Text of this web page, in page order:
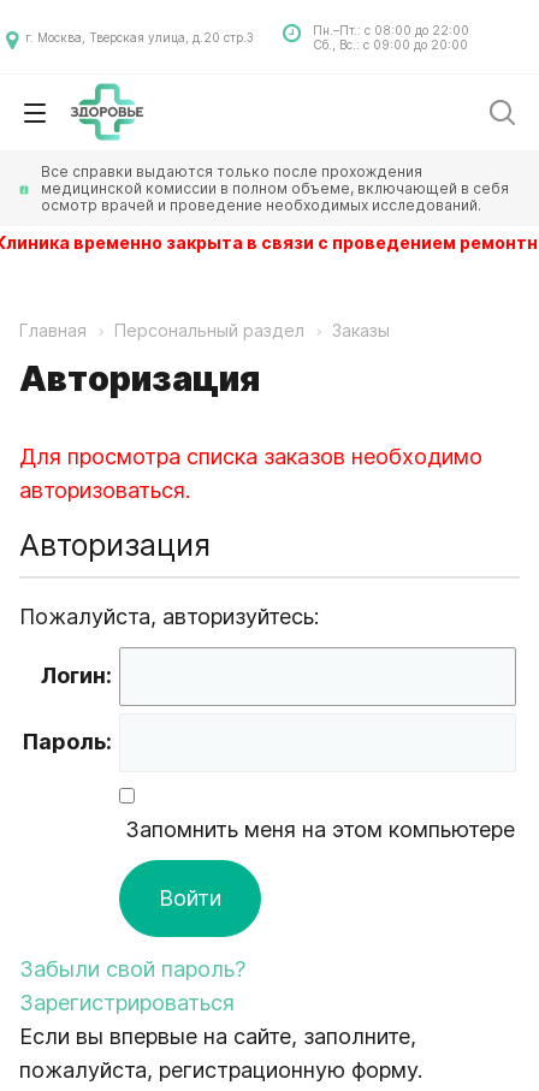
Все справки выдаются только после прохождения
медицинской комиссии в полном объеме, включающей в себя
осмотр врачей и проведение необходимых исследований.
временно закрыта в связи с проведением
г. Москва, Тверская улица, д.20 стр.3
Пн.–Пт.: с 08:00 до 22:00
Сб., Вс.: с 09:00 до 20:00
Главная Персональный раздел Заказы
Авторизация
Для просмотра списка заказов необходимо
авторизоваться.
Авторизация
Пожалуйста, авторизуйтесь:
Логин:
Пароль:
Запомнить меня на этом компьютере
Забыли свой пароль?
Зарегистрироваться
Если вы впервые на сайте, заполните,
пожалуйста, регистрационную форму.